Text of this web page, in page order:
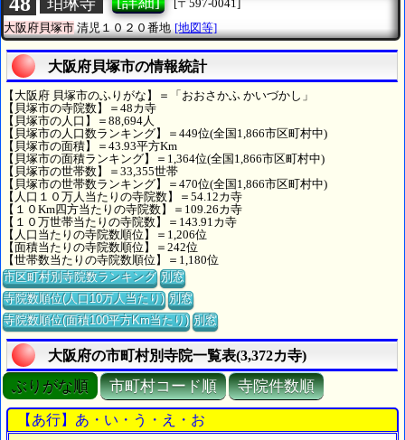
[〒597-0041]
大阪府貝塚市清児１０２０番地 [地図等]
大阪府貝塚市の情報統計
【大阪府 貝塚市のふりがな】＝「おおさかふ かいづかし」
【貝塚市の寺院数】＝48カ寺
【貝塚市の人口】＝88,694人
【貝塚市の人口数ランキング】＝449位(全国1,866市区町村中)
【貝塚市の面積】＝43.93平方Km
【貝塚市の面積ランキング】＝1,364位(全国1,866市区町村中)
【貝塚市の世帯数】＝33,355世帯
【貝塚市の世帯数ランキング】＝470位(全国1,866市区町村中)
【人口１０万人当たりの寺院数】＝54.12カ寺
【１０Km四方当たりの寺院数】＝109.26カ寺
【１０万世帯当たりの寺院数】＝143.91カ寺
【人口当たりの寺院数順位】＝1,206位
【面積当たりの寺院数順位】＝242位
【世帯数当たりの寺院数順位】＝1,180位
市区町村別寺院数ランキング 別窓
寺院数順位(人口10万人当たり) 別窓
寺院数順位(面積100平方Km当たり) 別窓
大阪府の市町村別寺院一覧表(3,372カ寺)
ぶりがな順 市町村コード順 寺院件数順
【あ行】あ・い・う・え・お